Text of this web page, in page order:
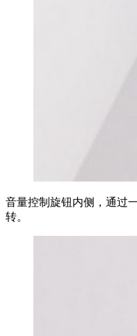
音量控制旋钮内侧，通过
转。